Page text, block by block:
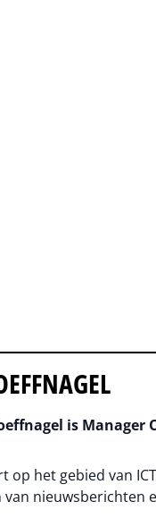
is Manager
op het gebied van
van nieuwsberichten